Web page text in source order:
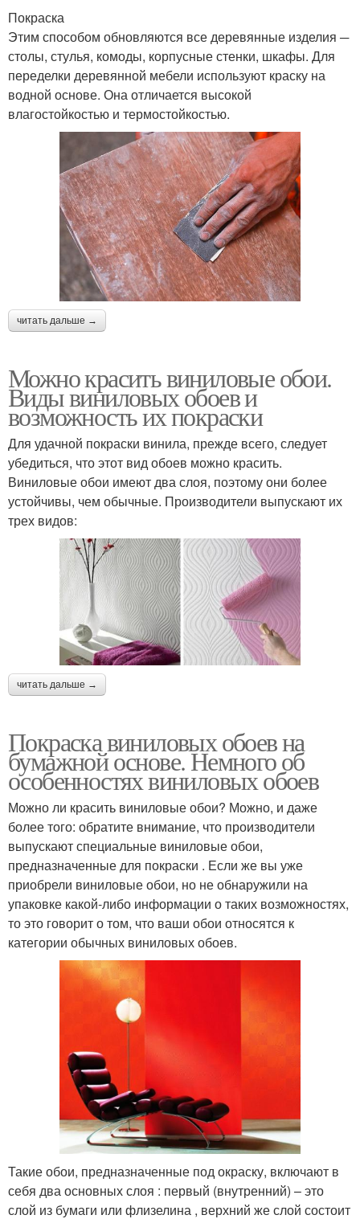
Покраска
Этим способом обновляются все деревянные изделия ─
столы, стулья, комоды, корпусные стенки, шкафы. Для
переделки деревянной мебели используют краску на
водной основе. Она отличается высокой
влагостойкостью и термостойкостью.
читать дальше →
Можно красить виниловые обои.
Виды виниловых обоев и
возможность их покраски
Для удачной покраски винила, прежде всего, следует
убедиться, что этот вид обоев можно красить.
Виниловые обои имеют два слоя, поэтому они более
устойчивы, чем обычные. Производители выпускают их
трех видов:
читать дальше →
Покраска виниловых обоев на
бумажной основе. Немного об
особенностях виниловых обоев
Можно ли красить виниловые обои? Можно, и даже
более того: обратите внимание, что производители
выпускают специальные виниловые обои,
предназначенные для покраски . Если же вы уже
приобрели виниловые обои, но не обнаружили на
упаковке какой-либо информации о таких возможностях,
то это говорит о том, что ваши обои относятся к
категории обычных виниловых обоев.
Такие обои, предназначенные под окраску, включают в
себя два основных слоя : первый (внутренний) – это
слой из бумаги или флизелина , верхний же слой состоит